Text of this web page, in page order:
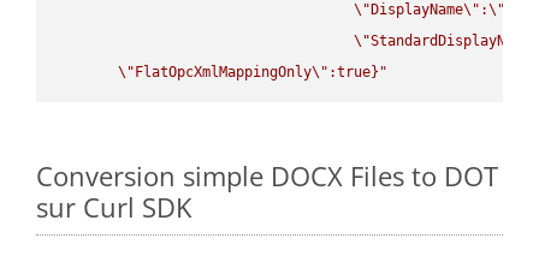
\" DisplayName\" :\"
\"StandardDisplayName
\" FlatOpcXmlMappingOnly\" :true}"
Conversion simple DOCX Files to DOT
sur Curl SDK